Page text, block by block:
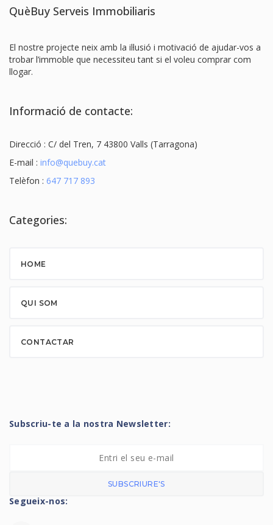
QuèBuy Serveis Immobiliaris
El nostre projecte neix amb la il·lusió i motivació de ajudar-vos a
trobar l’immoble que necessiteu tant si el voleu comprar com
llogar.
Informació de contacte:
Direcció : C/ del Tren, 7 43800 Valls (Tarragona)
E-mail : info@quebuy.cat
Telèfon : 647 717 893
Categories:
HOME
QUI SOM
CONTACTAR
Subscriu-te a la nostra Newsletter:
SUBSCRIURE'S
Segueix-nos: